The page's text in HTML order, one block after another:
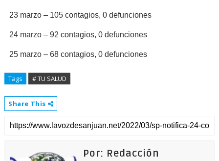
23 marzo – 105 contagios, 0 defunciones
24 marzo – 92 contagios, 0 defunciones
25 marzo – 68 contagios, 0 defunciones
Tags # TU SALUD
Share This
Por: Redacción